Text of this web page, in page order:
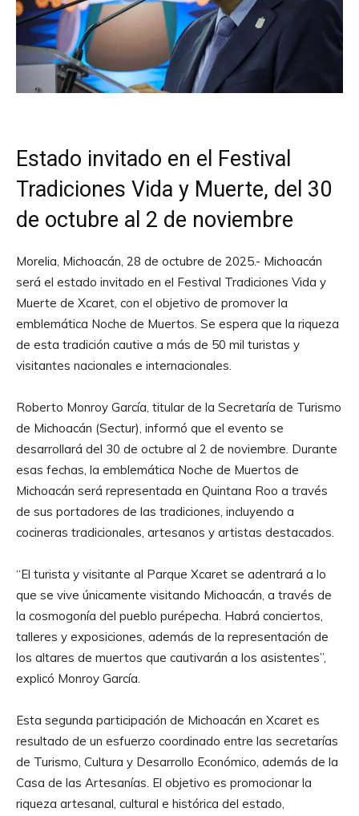
Estado invitado en el Festival
Tradiciones Vida y Muerte, del 30
de octubre al 2 de noviembre
Morelia, Michoacán, 28 de octubre de 2025.- Michoacán
será el estado invitado en el Festival Tradiciones Vida y
Muerte de Xcaret, con el objetivo de promover la
emblemática Noche de Muertos. Se espera que la riqueza
de esta tradición cautive a más de 50 mil turistas y
visitantes nacionales e internacionales.
Roberto Monroy García, titular de la Secretaría de Turismo
de Michoacán (Sectur), informó que el evento se
desarrollará del 30 de octubre al 2 de noviembre. Durante
esas fechas, la emblemática Noche de Muertos de
Michoacán será representada en Quintana Roo a través
de sus portadores de las tradiciones, incluyendo a
cocineras tradicionales, artesanos y artistas destacados.
“El turista y visitante al Parque Xcaret se adentrará a lo
que se vive únicamente visitando Michoacán, a través de
la cosmogonía del pueblo purépecha. Habrá conciertos,
talleres y exposiciones, además de la representación de
los altares de muertos que cautivarán a los asistentes”,
explicó Monroy García.
Esta segunda participación de Michoacán en Xcaret es
resultado de un esfuerzo coordinado entre las secretarías
de Turismo, Cultura y Desarrollo Económico, además de la
Casa de las Artesanías. El objetivo es promocionar la
riqueza artesanal, cultural e histórica del estado,